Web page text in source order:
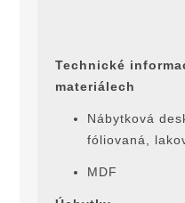
Technické
materiálech
Nábytková
fóliovaná,
MDF